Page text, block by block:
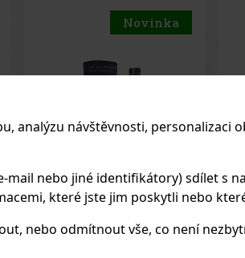
analýzu návštěvnosti, personalizaci
mail nebo jiné identifikátory) sdílet s
které jste jim poskytli nebo
nebo odmítnout vše, co není
0,5l 37,5%